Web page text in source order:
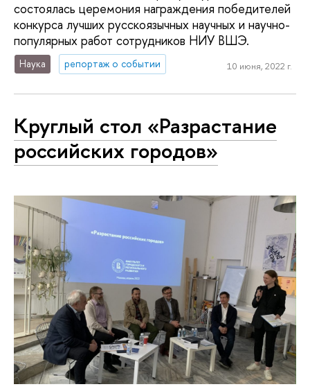
состоялась церемония награждения победителей
конкурса лучших русскоязычных научных и научно-
популярных работ сотрудников НИУ ВШЭ.
Наука репортаж о событии 10 июня, 2022 г.
Круглый стол «Разрастание
российских городов»